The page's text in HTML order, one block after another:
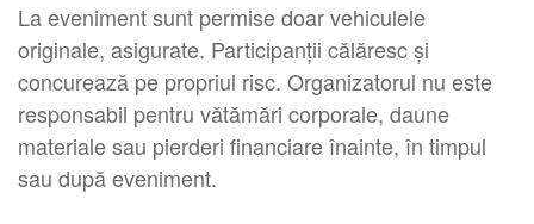
La eveniment sunt permise doar vehiculele
originale, asigurate. Participanții călăresc și
concurează pe propriul risc. Organizatorul nu este
responsabil pentru vătămări corporale, daune
materiale sau pierderi financiare înainte, în timpul
sau după eveniment.